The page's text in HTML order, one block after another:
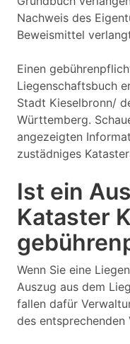
Nachweis des
Beweismittel
Einen
Liegenschaftsbuch
Stadt Kieselbronn/
Württemberg.
angezeigten
zustädniges
Ist ein
Kataster
Wenn Sie eine
Auszug aus dem
fallen dafür
des entsprechenden